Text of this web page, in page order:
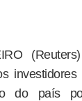
do país